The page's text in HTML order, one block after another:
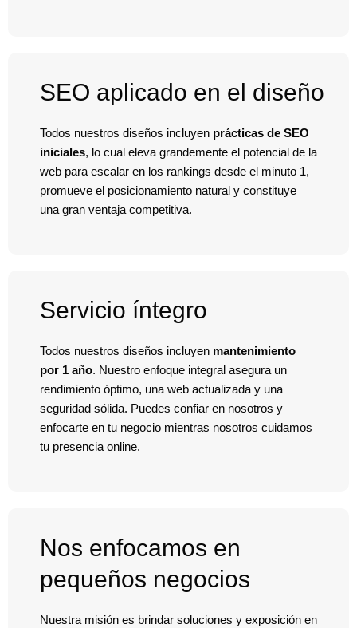
SEO aplicado en el diseño
Todos nuestros diseños incluyen prácticas de SEO
iniciales, lo cual eleva grandemente el potencial de la
web para escalar en los rankings desde el minuto 1,
promueve el posicionamiento natural y constituye
una gran ventaja competitiva.
Servicio íntegro
Todos nuestros diseños incluyen mantenimiento
por 1 año. Nuestro enfoque integral asegura un
rendimiento óptimo, una web actualizada y una
seguridad sólida. Puedes confiar en nosotros y
enfocarte en tu negocio mientras nosotros cuidamos
tu presencia online.
Nos enfocamos en
pequeños negocios
Nuestra misión es brindar soluciones y exposición en